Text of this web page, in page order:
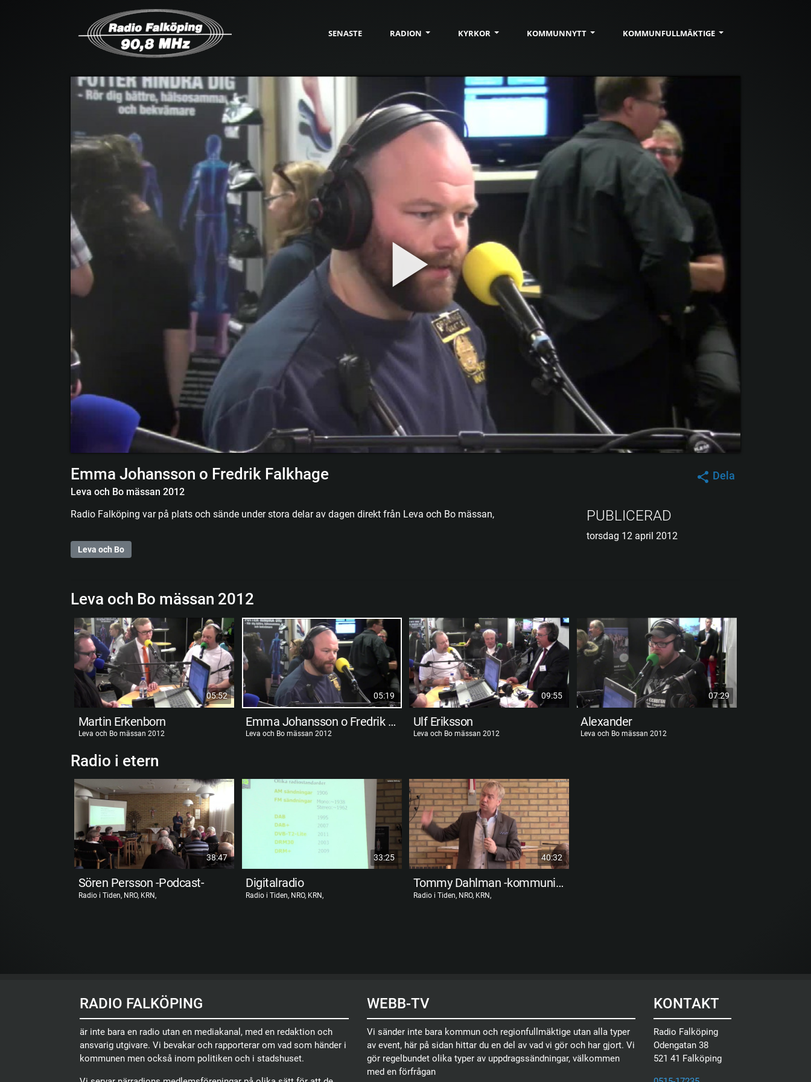
SENASTE RADION KYRKOR KOMMUNNYTT KOMMUNFULLMÄKTIGE
Dela
Emma Johansson o Fredrik Falkhage
Leva och Bo mässan 2012
Radio Falköping var på plats och sände under stora delar av dagen direkt från Leva och Bo mässan,
Leva och Bo
PUBLICERAD
torsdag 12 april 2012
Leva och Bo mässan 2012
05:52
Martin Erkenborn
Leva och Bo mässan 2012
05:19
Emma Johansson o Fredrik Falkhage
Leva och Bo mässan 2012
09:55
Ulf Eriksson
Leva och Bo mässan 2012
07:29
Alexander
Leva och Bo mässan 2012
Radio i etern
38:47
Sören Persson -Podcast-
Radio i Tiden, NRO, KRN,
33:25
Digitalradio
Radio i Tiden, NRO, KRN,
40:32
Tommy Dahlman -kommunikatör-
Radio i Tiden, NRO, KRN,
RADIO FALKÖPING
är inte bara en radio utan en mediakanal, med en redaktion och
ansvarig utgivare. Vi bevakar och rapporterar om vad som händer i
kommunen men också inom politiken och i stadshuset.
WEBB-TV
Vi sänder inte bara kommun och regionfullmäktige utan alla typer
av event, här på sidan hittar du en del av vad vi gör och har gjort. Vi
gör regelbundet olika typer av uppdragssändningar, välkommen
med en förfrågan
KONTAKT
Radio Falköping
Odengatan 38
521 41 Falköping